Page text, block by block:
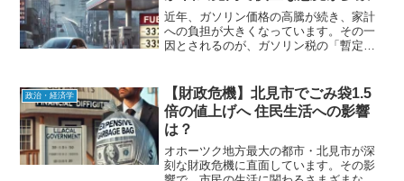
近年、ガソリン価格の高騰が続き、家計
への負担が大きくなっています。その一
因とされるのが、ガソリン税の「暫定税
あるとの見方が強まっています。本記事
では、ガソリン税の暫...
政治・経済学
【財政危機】北見市でごみ袋1.5
倍の値上げへ 住民生活への影響
は？
オホーツク地方最大の都市・北見市が深
刻な財政危機に直面しています。その影